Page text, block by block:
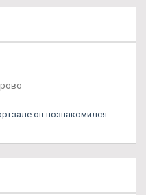
он познакомился.